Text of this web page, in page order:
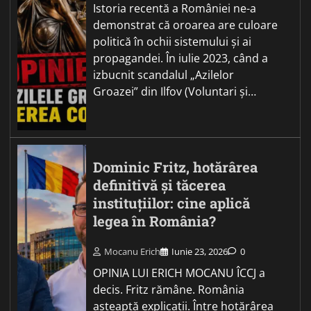
Istoria recentă a României ne-a
demonstrat că oroarea are culoare
politică în ochii sistemului și ai
propagandei. În iulie 2023, când a
izbucnit scandalul „Azilelor
Groazei” din Ilfov (Voluntari și…
Dominic Fritz, hotărârea
definitivă și tăcerea
instituțiilor: cine aplică
legea în România?
Mocanu Erich Iunie 23, 2026 0
OPINIA LUI ERICH MOCANU ÎCCJ a
decis. Fritz rămâne. România
așteaptă explicații. Între hotărârea